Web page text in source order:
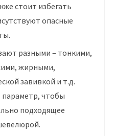
стоит избегать
опасные
разными – тонкими,
жирными,
завивкой и т.д.
чтобы
подходящее